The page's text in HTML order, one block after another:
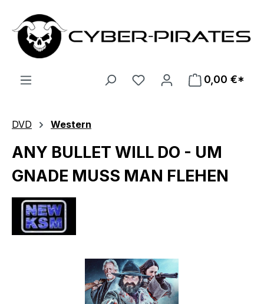
Zum Hauptinhalt springen
0,00 €*
DVD Western
ANY BULLET WILL DO - UM
GNADE MUSS MAN FLEHEN
Bildergalerie überspringen